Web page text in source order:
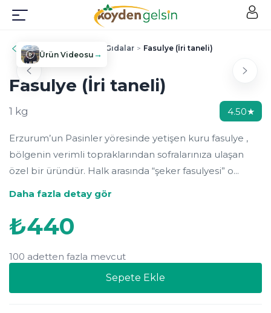
GeriAna Sayfa Kuru Gıdalar > Fasulye (İri taneli)
Ürün Videosu →
Fasulye (İri taneli)
1 kg 4.50★
Erzurum’un Pasinler yöresinde yetişen kuru fasulye ,
bölgenin verimli topraklarından sofralarınıza ulaşan
özel bir üründür. Halk arasında “şeker fasulyesi” o...
Daha fazla detay gör
₺440
Sepete Ekle
100 adetten fazla mevcut